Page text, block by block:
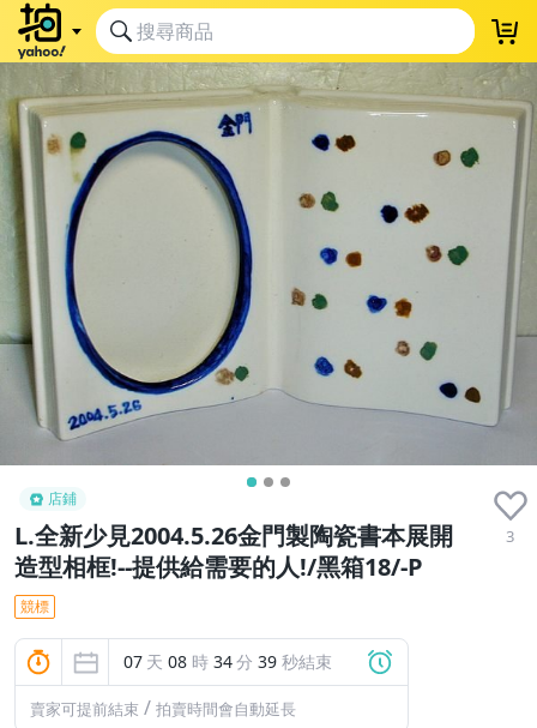
店鋪
L.全新少見2004.5.26金門製陶瓷書本展開
造型相框!--提供給需要的人!/黑箱18/-P
3
競標
07 天 08 時 34分 38 秒結束
賣家可提前結束 / 拍賣時間會自動延長